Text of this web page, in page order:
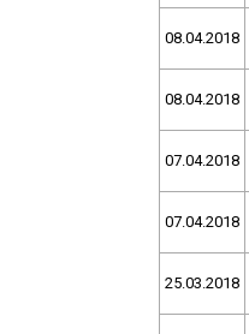
08.04.2018
08.04.2018
07.04.2018
07.04.2018
25.03.2018